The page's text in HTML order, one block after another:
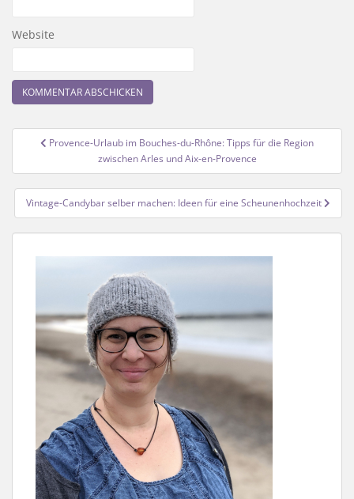
Website
Beitragsnavigation
Provence-Urlaub im Bouches-du-Rhône: Tipps für die Region
zwischen Arles und Aix-en-Provence
Vintage-Candybar selber machen: Ideen für eine Scheunenhochzeit